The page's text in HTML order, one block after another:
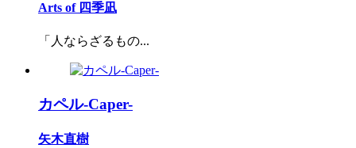
Arts of 四季凪
「人ならざるもの...
カペル-Caper-
矢木直樹